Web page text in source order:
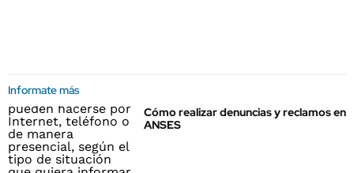
Informate más
Cómo realizar denuncias y reclamos en
ANSES